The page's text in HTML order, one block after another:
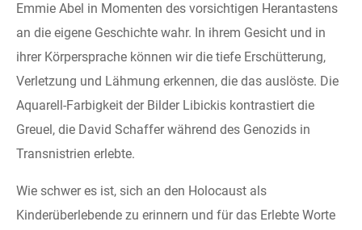
Emmie Abel in Momenten des vorsichtigen Herantastens
an die eigene Geschichte wahr. In ihrem Gesicht und in
ihrer Körpersprache können wir die tiefe Erschütterung,
Verletzung und Lähmung erkennen, die das auslöste. Die
Aquarell-Farbigkeit der Bilder Libickis kontrastiert die
Greuel, die David Schaffer während des Genozids in
Transnistrien erlebte.
Wie schwer es ist, sich an den Holocaust als
Kinderüberlebende zu erinnern und für das Erlebte Worte